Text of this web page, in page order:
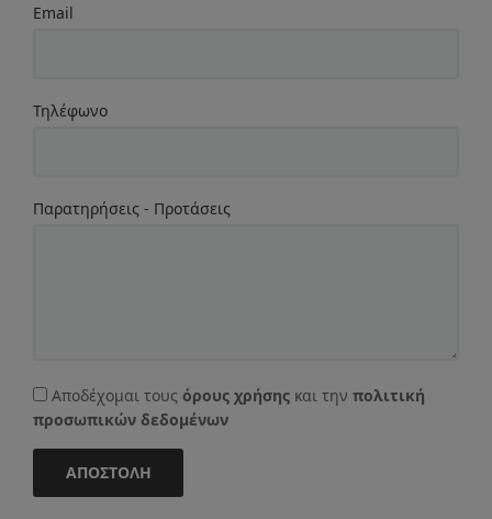
Email
Τηλέφωνο
Παρατηρήσεις - Προτάσεις
Αποδέχομαι τους όρους χρήσης και την πολιτική
προσωπικών δεδομένων
ΑΠΟΣΤΟΛΉ